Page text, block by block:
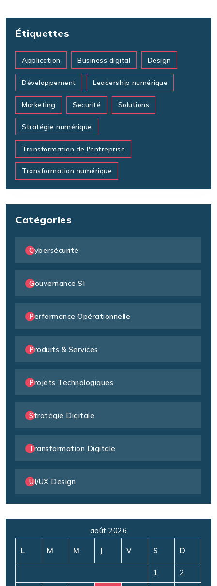
Étiquettes
Application Business digital Design
Développement Leadership numérique
Marketing Securité Solutions
Stratégie numérique
Transformation de l'entreprise
Transformation numérique
Catégories
Cybersécurité
Gouvernance SI
Performance Opérationnelle
Produits & Services
Projets Technologiques
Stratégie Digitale
Transformation Digitale
UI/UX Design
août 2026
L M M J V S D
1 2